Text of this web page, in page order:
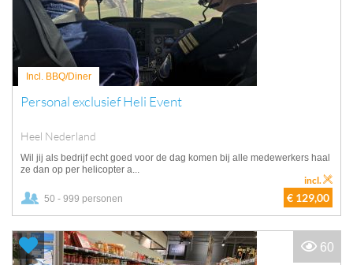
Incl. BBQ/Diner
Personal exclusief Heli Event
Heel Nederland
Wil jij als bedrijf echt goed voor de dag komen bij alle medewerkers haal
ze dan op per helicopter a...
50 - 999 personen € 129,00
incl.
60